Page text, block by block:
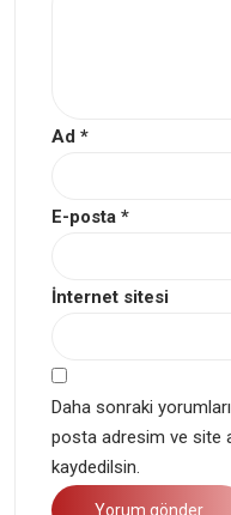
Ad *
E-posta *
İnternet sitesi
Daha sonraki
posta adresim ve site
kaydedilsin.